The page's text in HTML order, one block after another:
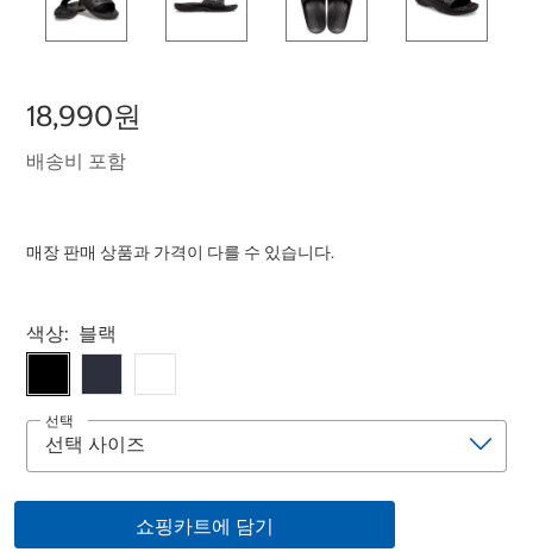
18,990원
배송비 포함
매장 판매 상품과 가격이 다를 수 있습니다.
Select product
색상: 블랙
선택
쇼핑카트에 담기